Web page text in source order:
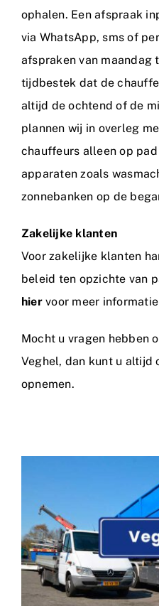
ophalen. Een afspraak
via WhatsApp, sms of
afspraken van maandag
tijdbestek dat de
altijd de ochtend of de
plannen wij in overleg
chauffeurs alleen op
apparaten zoals
zonnebanken op de
Zakelijke klanten
Voor zakelijke klanten
beleid ten opzichte van
hiervoor meer
Mocht u vragen hebben
Veghel, dan kunt u altijd
opnemen.